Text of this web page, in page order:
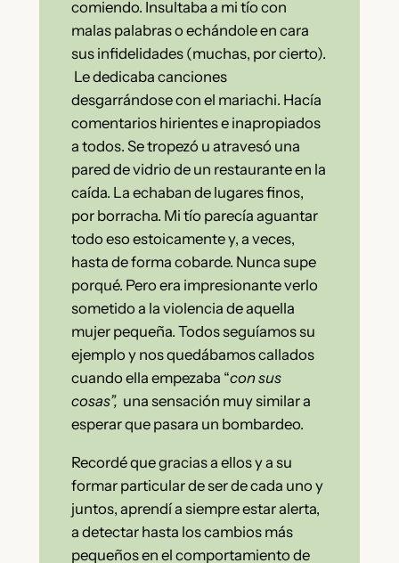
comiendo. Insultaba a mi tío con
malas palabras o echándole en cara
sus infidelidades (muchas, por cierto).
Le dedicaba canciones
desgarrándose con el mariachi. Hacía
comentarios hirientes e inapropiados
a todos. Se tropezó u atravesó una
pared de vidrio de un restaurante en la
caída. La echaban de lugares finos,
por borracha. Mi tío parecía aguantar
todo eso estoicamente y, a veces,
hasta de forma cobarde. Nunca supe
porqué. Pero era impresionante verlo
sometido a la violencia de aquella
mujer pequeña. Todos seguíamos su
ejemplo y nos quedábamos callados
cuando ella empezaba “con sus
cosas”, una sensación muy similar a
esperar que pasara un bombardeo.
Recordé que gracias a ellos y a su
formar particular de ser de cada uno y
juntos, aprendí a siempre estar alerta,
a detectar hasta los cambios más
pequeños en el comportamiento de